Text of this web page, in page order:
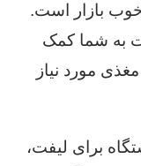
خوب بازار است.
به شما کمک
مورد نیاز
برای لیفت،